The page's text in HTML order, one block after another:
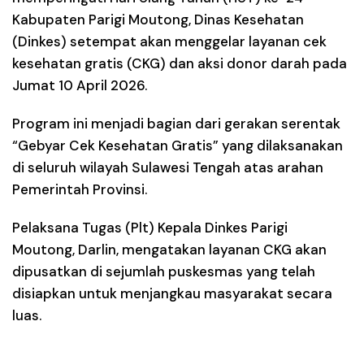
Kabupaten Parigi Moutong, Dinas Kesehatan
(Dinkes) setempat akan menggelar layanan cek
kesehatan gratis (CKG) dan aksi donor darah pada
Jumat 10 April 2026.
Program ini menjadi bagian dari gerakan serentak
“Gebyar Cek Kesehatan Gratis” yang dilaksanakan
di seluruh wilayah Sulawesi Tengah atas arahan
Pemerintah Provinsi.
Pelaksana Tugas (Plt) Kepala Dinkes Parigi
Moutong, Darlin, mengatakan layanan CKG akan
dipusatkan di sejumlah puskesmas yang telah
disiapkan untuk menjangkau masyarakat secara
luas.